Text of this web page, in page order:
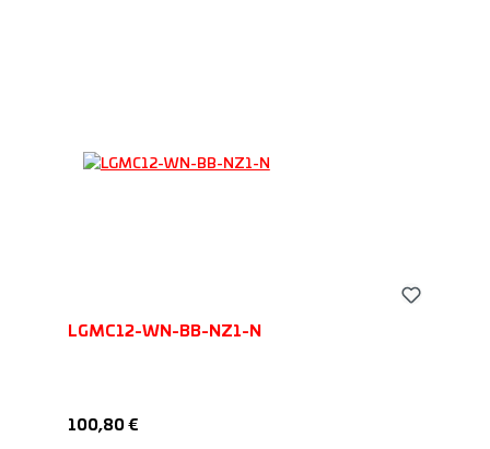
LGMC12-WN-BB-NZ1-N
Regulärer Preis:
100,80 €